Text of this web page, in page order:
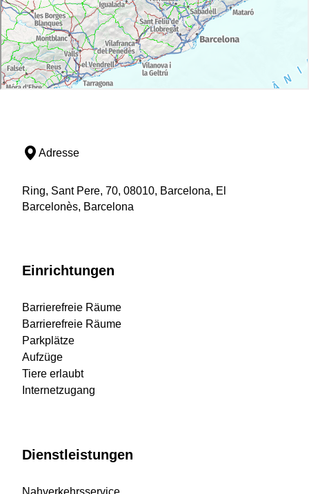
Adresse
Ring, Sant Pere, 70, 08010, Barcelona, El
Barcelonès, Barcelona
Einrichtungen
Barrierefreie Räume
Barrierefreie Räume
Parkplätze
Aufzüge
Tiere erlaubt
Internetzugang
Dienstleistungen
Nahverkehrsservice